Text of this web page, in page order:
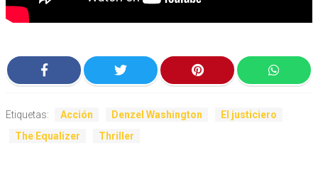
Etiquetas: Acción Denzel Washington
El justiciero
The Equalizer
Thriller